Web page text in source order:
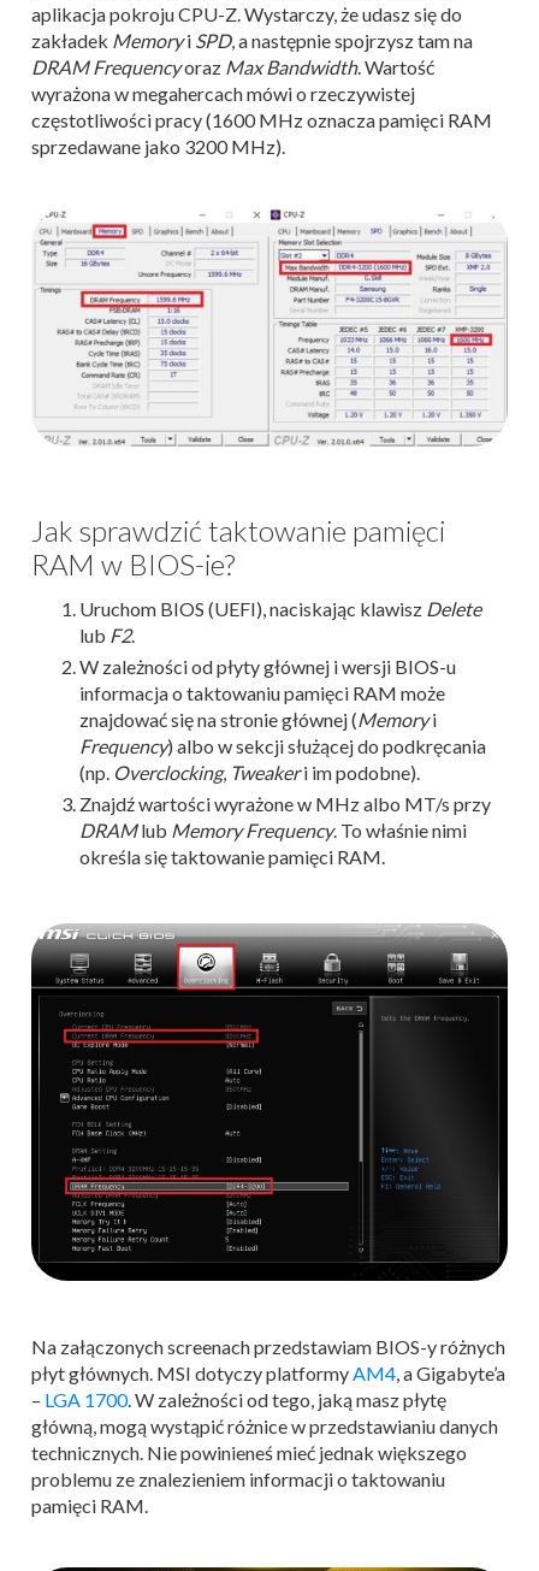
aplikacja pokroju CPU-Z. Wystarczy, że udasz się do
zakładek Memoryi SPD, a następnie spojrzysz tam na
DRAM Frequencyoraz Max Bandwidth. Wartość
wyrażona w megahercach mówi o rzeczywistej
częstotliwości pracy (1600 MHz oznacza pamięci RAM
sprzedawane jako 3200 MHz).
Jak sprawdzić taktowanie pamięci
RAM w BIOS-ie?
Uruchom BIOS (UEFI), naciskając klawisz Delete
lub F2.
W zależności od płyty głównej i wersji BIOS-u
informacja o taktowaniu pamięci RAM może
znajdować się na stronie głównej (Memoryi
Frequency) albo w sekcji służącej do podkręcania
(np. Overclocking, Tweakeri im podobne).
Znajdź wartości wyrażone w MHz albo MT/s przy
DRAMlub Memory Frequency. To właśnie nimi
określa się taktowanie pamięci RAM.
Na załączonych screenach przedstawiam BIOS-y różnych
płyt głównych. MSI dotyczy platformyAM4, a Gigabyte’a
– LGA 1700. W zależności od tego, jaką masz płytę
główną, mogą wystąpić różnice w przedstawianiu danych
technicznych. Nie powinieneś mieć jednak większego
problemu ze znalezieniem informacji o taktowaniu
pamięci RAM.